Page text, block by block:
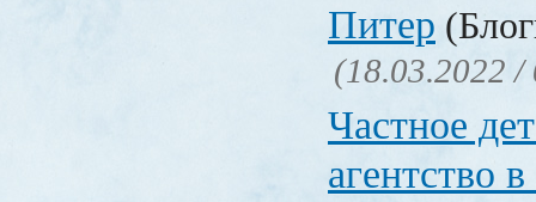
Питер
(18.03.2022 /
Частное
агентство